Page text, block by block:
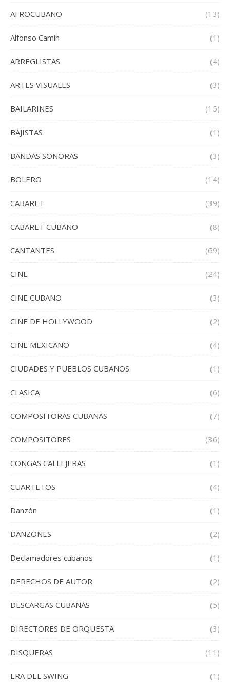
AFROCUBANO (13)
Alfonso Camín (1)
ARREGLISTAS (4)
ARTES VISUALES (3)
BAILARINES (15)
BAJISTAS (1)
BANDAS SONORAS (3)
BOLERO (14)
CABARET (39)
CABARET CUBANO (8)
CANTANTES (69)
CINE (24)
CINE CUBANO (3)
CINE DE HOLLYWOOD (2)
CINE MEXICANO (4)
CIUDADES Y PUEBLOS CUBANOS (1)
CLASICA (6)
COMPOSITORAS CUBANAS (7)
COMPOSITORES (36)
CONGAS CALLEJERAS (1)
CUARTETOS (4)
Danzón (1)
DANZONES (2)
Declamadores cubanos (1)
DERECHOS DE AUTOR (2)
DESCARGAS CUBANAS (5)
DIRECTORES DE ORQUESTA (3)
DISQUERAS (11)
ERA DEL SWING (1)